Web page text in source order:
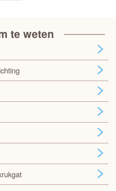
te weten